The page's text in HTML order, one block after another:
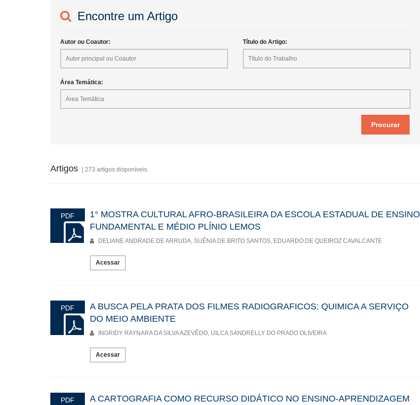
Encontre um Artigo
Autor ou Coautor: Título do Artigo:
Área Temática:
Artigos | 273 artigos disponíveis.
PDF
1° MOSTRA CULTURAL AFRO-BRASILEIRA DA ESCOLA ESTADUAL DE ENSINO
FUNDAMENTAL E MÉDIO PLÍNIO LEMOS
DELIANE ANDRADE DE ARRUDA, SUÊNIA DE BRITO SANTOS, EDUARDO DE QUEIROZ CAVALCANTE
Acessar
PDF
A BUSCA PELA PRATA DOS FILMES RADIOGRAFICOS: QUIMICA A SERVIÇO
DO MEIO AMBIENTE
INGRIDY RAYNARA DA SILVA AZEVÊDO, UILCA SANDRELLY DO PRADO OLIVEIRA
Acessar
PDF
A CARTOGRAFIA COMO RECURSO DIDÁTICO NO ENSINO-APRENDIZAGEM